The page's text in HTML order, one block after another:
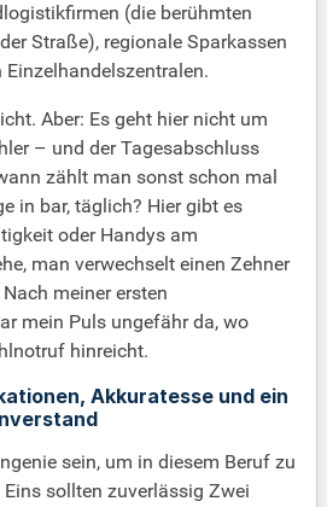
(die berühmten
Straße), regionale Sparkassen
Aber: Es geht hier nicht um
– und der Tagesabschluss
zählt man sonst schon mal
in bar, täglich? Hier gibt es
oder Handys am
man verwechselt einen Zehner
meiner ersten
mein Puls ungefähr da, wo
hinreicht.
Akkuratesse und ein
sein, um in diesem Beruf zu
sollten zuverlässig Zwei